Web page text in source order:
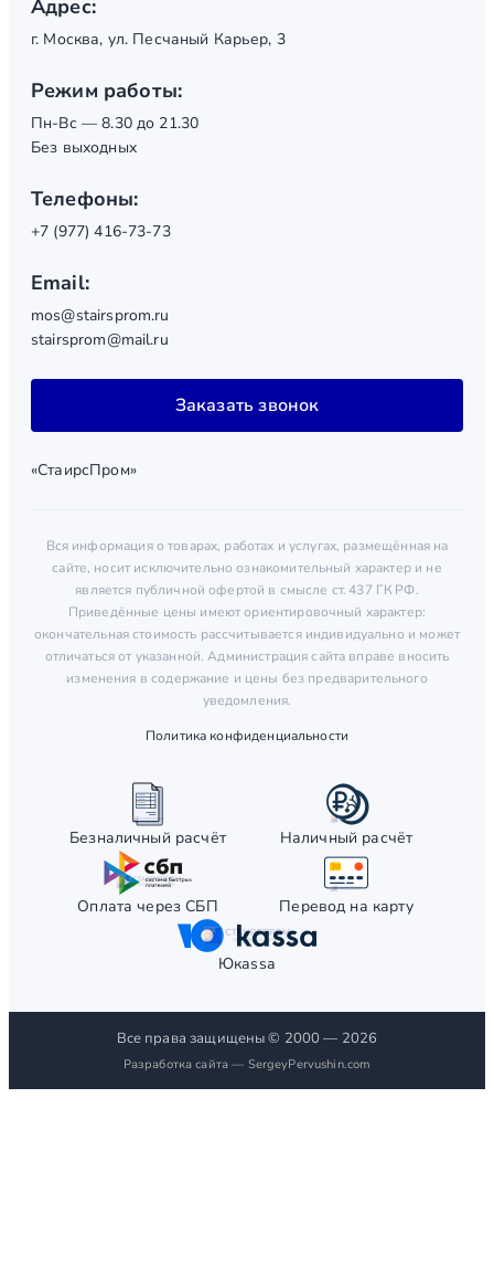
Адрес:
г. Москва, ул. Песчаный Карьер, 3
Режим работы:
Пн-Вс — 8.30 до 21.30
Без выходных
Телефоны:
+7 (977) 416-73-73
Email:
mos@stairsprom.ru
stairsprom@mail.ru
Заказать звонок
«СтаирсПром»
Вся информация о товарах, работах и услугах, размещённая на
сайте, носит исключительно ознакомительный характер и не
является публичной офертой в смысле ст. 437 ГК РФ.
Приведённые цены имеют ориентировочный характер:
окончательная стоимость рассчитывается индивидуально и может
отличаться от указанной. Администрация сайта вправе вносить
изменения в содержание и цены без предварительного
уведомления.
Политика конфиденциальности
Безналичный расчёт Наличный расчёт
Оплата через СБП Перевод на карту
Юкаssа
Все права защищены © 2000 — 2026
Разработка сайта — SergeyPervushin.com